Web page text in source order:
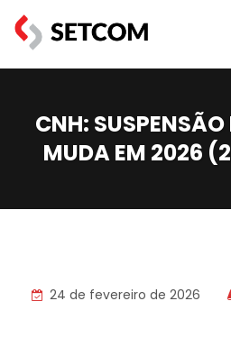
CNH:
MUDA EM 2026
24 de fevereiro de 2026